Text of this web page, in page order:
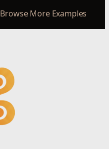
Browse More Examples